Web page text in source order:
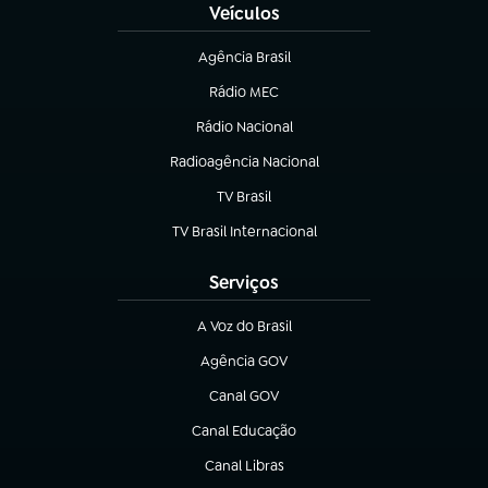
Veículos
Agência Brasil
(abre em nova aba)
Rádio MEC
Rádio Nacional
(abre em nova aba)
Radioagência Nacional
(abre em nova aba)
TV Brasil
(abre em nova aba)
TV Brasil Internacional
(abre em nova aba)
Serviços
A Voz do Brasil
(abre em nova aba)
Agência GOV
(abre em nova aba)
Canal GOV
(abre em nova aba)
Canal Educação
(abre em nova aba)
Canal Libras
(abre em nova aba)